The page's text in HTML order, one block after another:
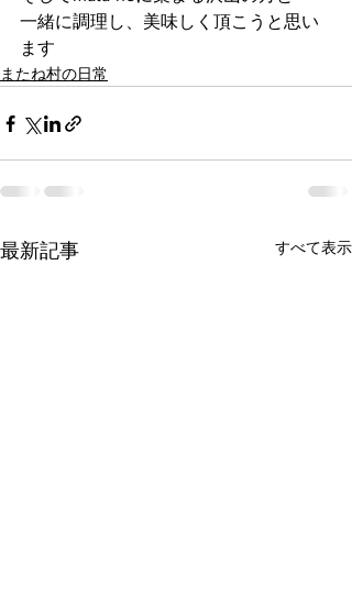
一緒に調理し、美味しく頂こうと思い
ます
またね村の日常
最新記事 すべて表示